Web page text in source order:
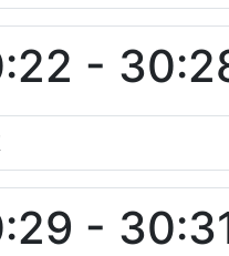
-
-